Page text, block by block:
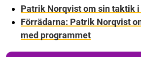
Patrik Norqvist om sin taktik i
Förrädarna: Patrik Norqvist
med programmet